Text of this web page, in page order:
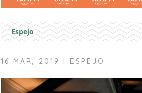
Espejo
16 MAR, 2019 ESPEJO